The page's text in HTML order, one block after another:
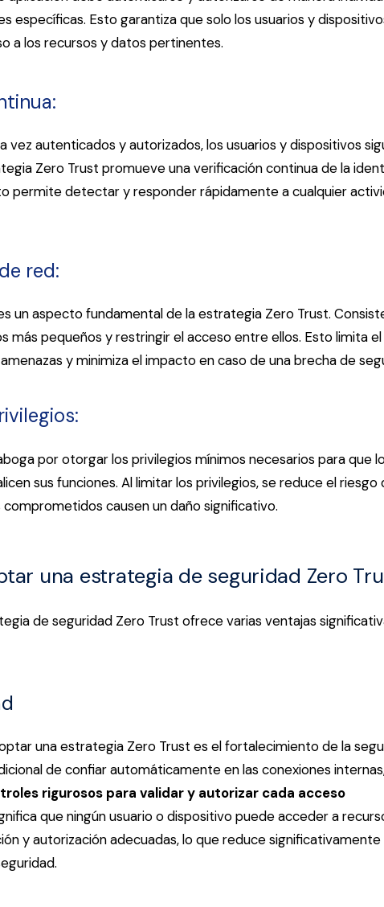
específicas. Esto garantiza que solo los usuarios y
a los recursos y datos pertinentes.
vez autenticados y autorizados, los usuarios y dispositivos
Zero Trust promueve una verificación continua de la
permite detectar y responder rápidamente a cualquier
red:
un aspecto fundamental de la estrategia Zero Trust.
más pequeños y restringir el acceso entre ellos. Esto limita el
y minimiza el impacto en caso de una brecha de
por otorgar los privilegios mínimos necesarios para que
sus funciones. Al limitar los privilegios, se reduce el riesgo
causen un daño significativo.
una estrategia de seguridad Zero
de seguridad Zero Trust ofrece varias ventajas
una estrategia Zero Trust es el fortalecimiento de la
de confiar automáticamente en las conexiones
rigurosos para validar y autorizar cada acceso
que ningún usuario o dispositivo puede acceder a
y autorización adecuadas, lo que reduce significativamente